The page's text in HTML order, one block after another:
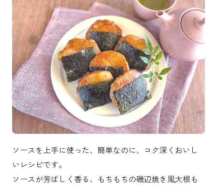
ソースを上手に使った、簡単なのに、コク深くおいし
いレシピです。
ソースが芳ばしく香る、もちもちの磯辺焼き風大根も